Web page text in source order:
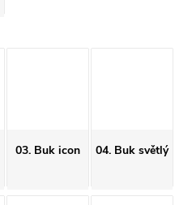
03. Buk icon 04. Buk světlý